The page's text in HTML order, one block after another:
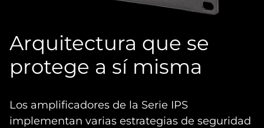
Arquitectura que se
protege a sí misma
Los amplificadores de la Serie IPS
implementan varias estrategias de seguridad